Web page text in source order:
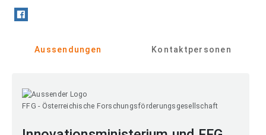
Aussendungen Kontaktpersonen
FFG - Österreichische Forschungsförderungsgesellschaft